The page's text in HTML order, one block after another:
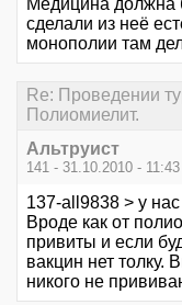
Медицина должна
сделали из неё
монополии там
Re: Проведении
Полиомиелит.
Альтруист
141 - 31.10.2010 - 11:43
137-all9838 > у
Вроде как от
привиты и если
вакцин нет толку.
никого не